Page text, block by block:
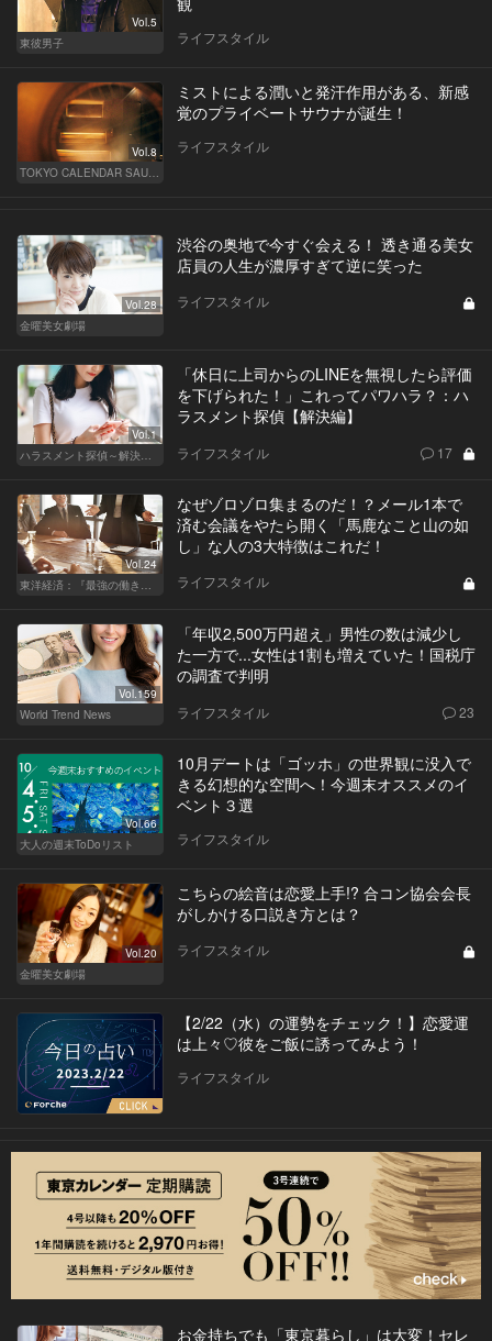
Vol.5
東彼男子
ライフスタイル
Vol.8
TOKYO CALENDAR SAUNA CLUB ― トウカレ サウナクラブ ―
ミストによる潤いと発汗作用がある、新感
覚のプライベートサウナが誕生！
ライフスタイル
Vol.28
金曜美女劇場
渋谷の奥地で今すぐ会える！ 透き通る美女
店員の人生が濃厚すぎて逆に笑った
ライフスタイル
Vol.1
ハラスメント探偵～解決編～
「休日に上司からのLINEを無視したら評価
を下げられた！」これってパワハラ？：ハ
ラスメント探偵【解決編】
ライフスタイル 17
Vol.24
東洋経済：『最強の働き方』『一流の育て方』
なぜゾロゾロ集まるのだ！？メール1本で
済む会議をやたら開く「馬鹿なこと山の如
し」な人の3大特徴はこれだ！
ライフスタイル
Vol.159
World Trend News
「年収2,500万円超え」男性の数は減少し
た一方で...女性は1割も増えていた！国税庁
の調査で判明
ライフスタイル 23
Vol.66
大人の週末ToDoリスト
10月デートは「ゴッホ」の世界観に没入で
きる幻想的な空間へ！今週末オススメのイ
ベント３選
ライフスタイル
Vol.20
金曜美女劇場
こちらの絵音は恋愛上手!? 合コン協会会長
がしかける口説き方とは？
ライフスタイル
【2/22（水）の運勢をチェック！】恋愛運
は上々♡彼をご飯に誘ってみよう！
ライフスタイル
お金持ちでも「東京暮らし」は大変！セレ